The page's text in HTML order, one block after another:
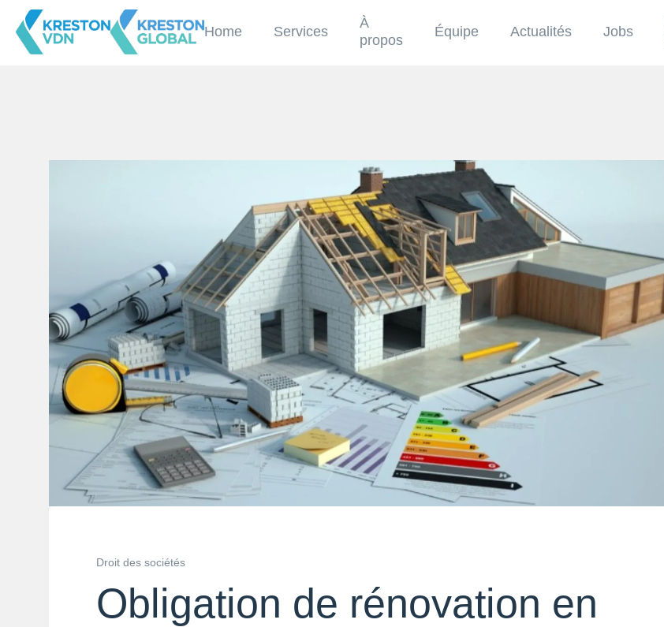
Home Services
À
propos
Équipe Actualités Jobs
Droit des sociétés
Obligation de rénovation en